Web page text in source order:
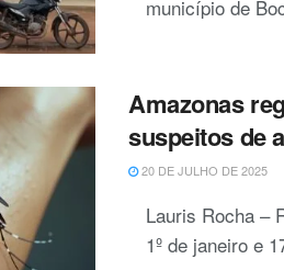
município de
Amazonas
suspeitos de
20 DE JULHO DE 2025
Lauris Rocha –
1º de janeiro e